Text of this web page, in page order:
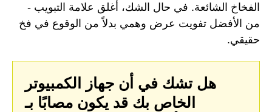
الفخاخ الشائعة. في حال الشك، أغلق علامة التبويب -
من الأفضل تفويت عرض وهمي بدلاً من الوقوع في فخ
حقيقي.
هل تشك في أن جهاز الكمبيوتر
الخاص بك قد يكون مصابًا بـ